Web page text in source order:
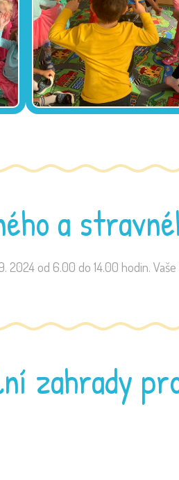
a
od 6.00 do 14.00 hodin. Vaše
zahrady